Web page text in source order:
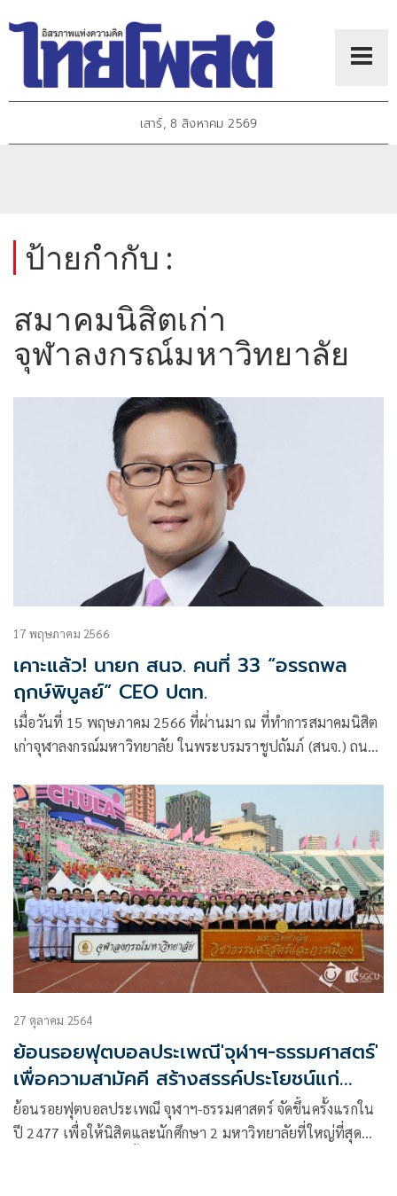
เสาร์, 8 สิงหาคม 2569
ป้ายกำกับ :
สมาคมนิสิตเก่า
จุฬาลงกรณ์มหาวิทยาลัย
17 พฤษภาคม 2566
เคาะแล้ว! นายก สนจ. คนที่ 33 “อรรถพล
ฤกษ์พิบูลย์” CEO ปตท.
เมื่อวันที่ 15 พฤษภาคม 2566 ที่ผ่านมา ณ ที่ทำการสมาคมนิสิต
เก่าจุฬาลงกรณ์มหาวิทยาลัย ในพระบรมราชูปถัมภ์ (สนจ.) ถนน
27 ตุลาคม 2564
ย้อนรอยฟุตบอลประเพณี'จุฬาฯ-ธรรมศาสตร์'
เพื่อความสามัคคี สร้างสรรค์ประโยชน์แก่
ประเทศชาติ
ย้อนรอยฟุตบอลประเพณี จุฬาฯ-ธรรมศาสตร์ จัดขึ้นครั้งแรกใน
ปี 2477 เพื่อให้นิสิตและนักศึกษา 2 มหาวิทยาลัยที่ใหญ่ที่สุด